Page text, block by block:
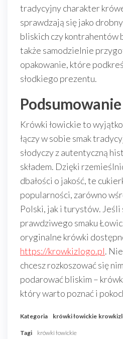
tradycyjny charakter
sprawdzają się jako
bliskich czy kontrahentów
także samodzielnie
opakowanie, które
słodkiego prezentu.
Podsumowanie
Krówki łowickie to
łączy w sobie smak
słodyczy z autentyczną
składem. Dzięki
dbałości o jakość, te
popularności, zarówno
Polski, jak i turystów. Jeśli
prawdziwego smaku
oryginalne krówki
https://krowkizlogo.pl.
chcesz rozkoszować się
podarować bliskim –
który warto poznać i
Kategoria krówki łowickie
Tagi krówki łowickie